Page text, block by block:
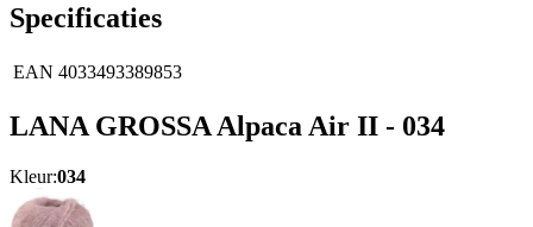
Specificaties
EAN 4033493389853
LANA GROSSA Alpaca Air II - 034
Kleur:034